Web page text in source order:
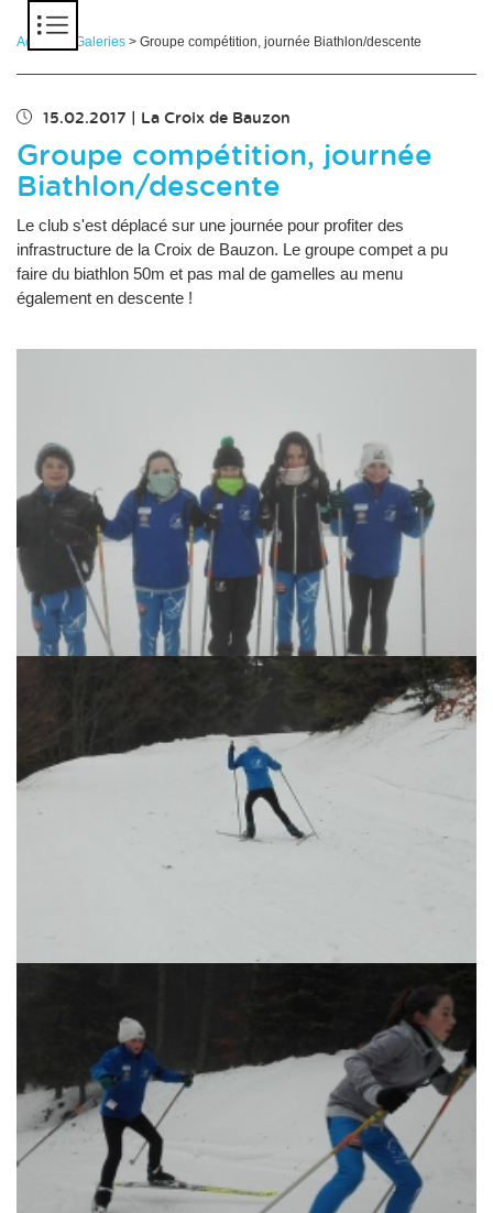
Accueil Galeries > Groupe compétition, journée Biathlon/descente
15.02.2017 La Croix de Bauzon
Groupe compétition, journée
Biathlon/descente
Le club s'est déplacé sur une journée pour profiter des
infrastructure de la Croix de Bauzon. Le groupe compet a pu
faire du biathlon 50m et pas mal de gamelles au menu
également en descente !